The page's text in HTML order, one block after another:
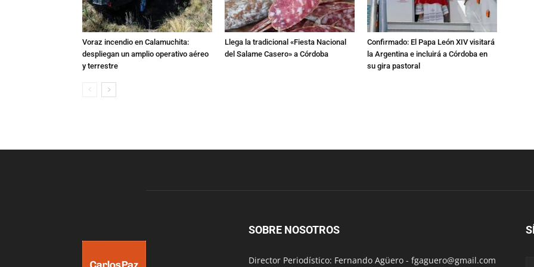
Voraz incendio en Calamuchita:
despliegan un amplio operativo aéreo
y terrestre
Llega la tradicional «Fiesta Nacional
del Salame Casero» a Córdoba
Confirmado: El Papa León XIV visitará
la Argentina e incluirá a Córdoba en
su gira pastoral
SOBRE NOSOTROS
Director Periodístico: Fernando Agüero - fgaguero@gmail.com